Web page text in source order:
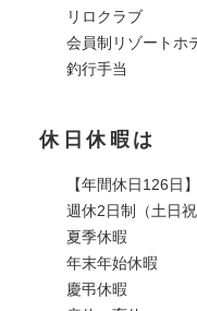
リロクラブ
会員制リゾートホ
釣行手当
休日休暇は
【年間休⽇126⽇】
週休2⽇制（土⽇祝
夏季休暇
年末年始休暇
慶弔休暇